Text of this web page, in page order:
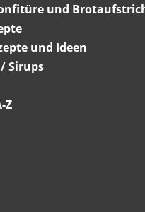
und
und Ideen
Sirups
Z